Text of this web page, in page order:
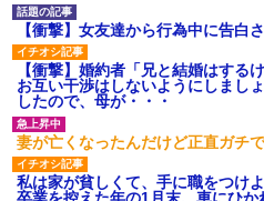
【衝撃】女友達から行為中に告白
【衝撃】婚約者「兄と結婚はする
お互い干渉はしないようにしまし
したので、母が・・・
妻が亡くなったんだけど正直ガチ
私は家が貧しくて、手に職をつけ